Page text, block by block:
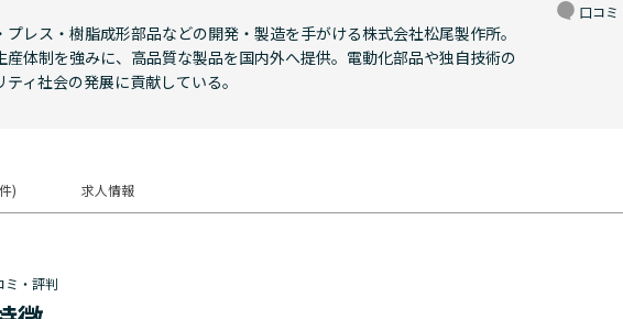
レス・樹脂成形部品などの開発・製造を手がける株式会社松尾製作所。
体制を強みに、高品質な製品を国内外へ提供。電動化部品や独自技術の
ィ社会の発展に貢献している。
口コミ
) 求人情報
ミ・評判